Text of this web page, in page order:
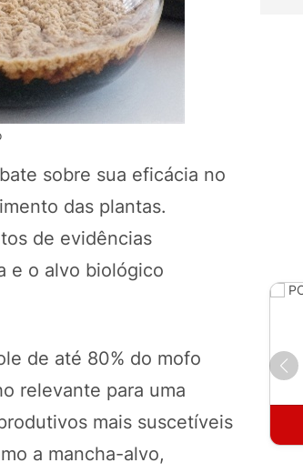
sobre sua eficácia no
das plantas.
de evidências
e o alvo biológico
de até 80% do mofo
relevante para uma
mais suscetíveis
a mancha-alvo,
COMPRAR